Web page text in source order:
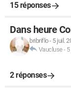
15 réponses
Dans heure
bribriflo- 5 juil.
Vaucluse-
2 réponses